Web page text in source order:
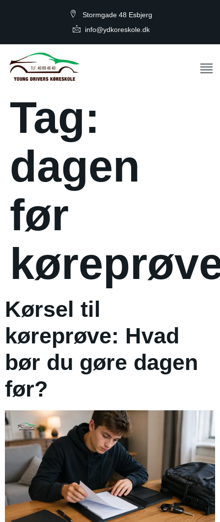
Stormgade 48 Esbjerg
info@ydkoreskole.dk
Tag:
dagen
før
Kørsel til
køreprøve: Hvad
bør du gøre dagen
før?